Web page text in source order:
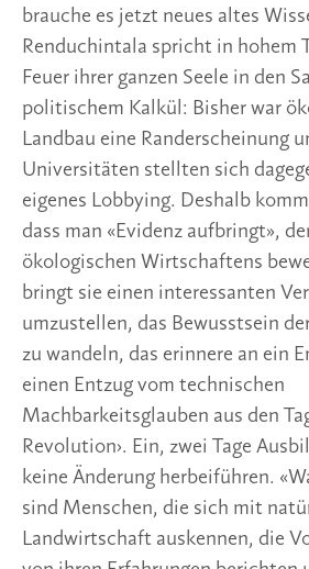
brauche es jetzt neues altes
Renduchintala spricht in hohem
Feuer ihrer ganzen Seele in den
politischem Kalkül: Bisher war
Landbau eine Randerscheinung
Universitäten stellten sich
eigenes Lobbying. Deshalb
dass man «Evidenz aufbringt»,
ökologischen Wirtschaftens
bringt sie einen interessanten
umzustellen, das Bewusstsein
zu wandeln, das erinnere an ein
einen Entzug vom technischen
Machbarkeitsglauben aus den
Revolution›. Ein, zwei Tage
keine Änderung herbeiführen.
sind Menschen, die sich mit
Landwirtschaft auskennen, die